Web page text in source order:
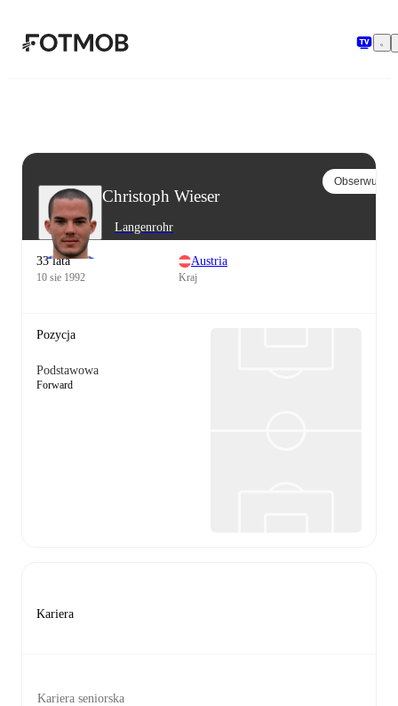
Christoph Wieser
Langenrohr
Obserwuj
33 lata
10 sie 1992
Austria
Kraj
Pozycja
Podstawowa
Forward
Kariera
Kariera seniorska